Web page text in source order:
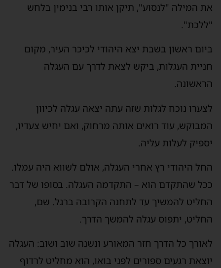
את המילה "לנסוע", תיקן אותו רבי בנימין בלחש
"ללכת".
ביום ראשון בשבת יצא היהודי לכיכר העיר, מקום
חניית העגלות, ביקש לצאת לדרך עם העגלה
הראשונה.
לצערו נוכח לגלות שזה עתה יצאה עגלה לכיוון
המבוקש, עוד רואים אותה מרחוק, ואם יחיש צעדיו,
יספיק לעלות עליה.
החל היהודי רץ אחרי העגלה, אולם לשווא היה עמלו.
ככל שהתקדם הוא – התקדמה העגלה. בסופו של דבר
החליט להמשיך עד לתחנה הקרובה ברגל. שם,
החליט, יתפוס עגלה להמשך הדרך.
לאורך כל הדרך חזר המאורע ונשנה שוב ושוב: העגלה
יוצאת רגעים ספורים לפני בואו, הוא מחליט לרדוף